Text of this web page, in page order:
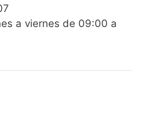
a viernes de 09:00 a